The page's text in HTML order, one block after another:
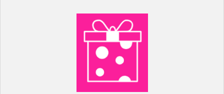
e
b
o
o
k
t
s
A
p
p